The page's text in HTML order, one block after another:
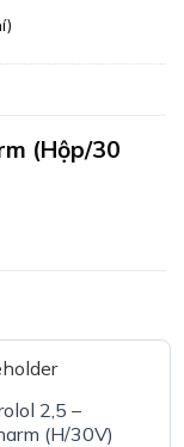
(Hộp/30
2,5 –
(H/30V)